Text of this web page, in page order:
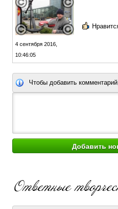
4 сентября 2016,
10:46:05
Чтобы добавить комментарий,